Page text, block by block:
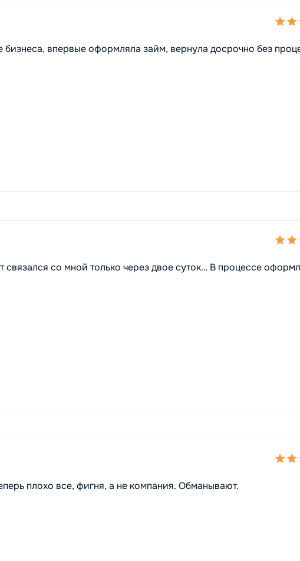
впервые оформляла займ, вернула досрочно без
со мной только через двое суток… В процессе
плохо все, фигня, а не компания. Обманывают.